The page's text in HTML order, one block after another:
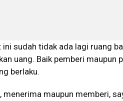
ini sudah tidak ada lagi ruang
uang. Baik pemberi maupun
berlaku.
menerima maupun memberi,